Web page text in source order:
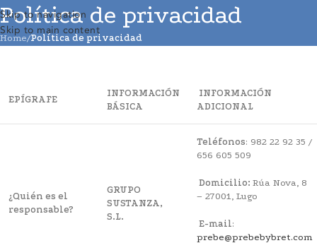
Skip to navigation
Skip to main content
Política de privacidad
Home/Política de privacidad
EPÍGRAFE
INFORMACIÓN
BÁSICA
INFORMACIÓN
ADICIONAL
¿Quién es el
responsable?
GRUPO
SUSTANZA,
S.L.
Teléfonos: 982 22 92 35 /
656 605 509
Domicilio: Rúa Nova, 8
– 27001, Lugo
E-mail:
prebe@prebebybret.com